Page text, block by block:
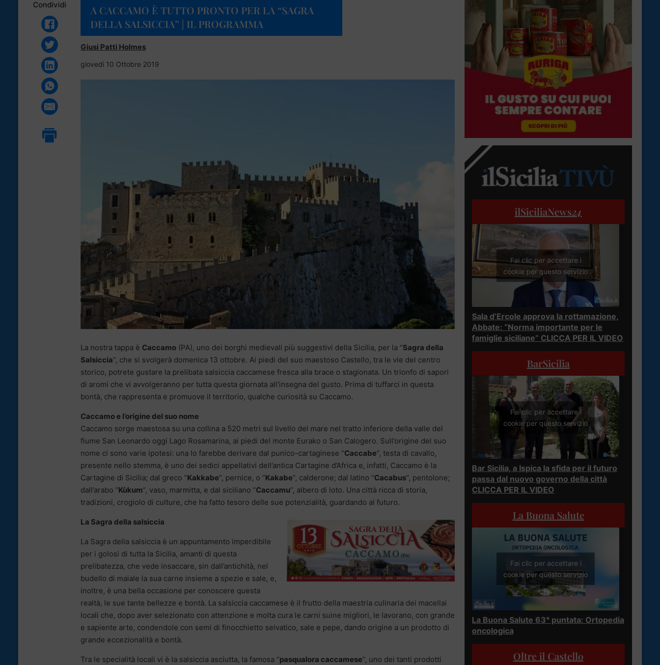
Condividi
A CACCAMO È TUTTO PRONTO PER LA “SAGRA
DELLA SALSICCIA” | IL PROGRAMMA
Giusi Patti Holmes
giovedì 10 Ottobre 2019
La nostra tappa è Caccamo (PA), uno dei borghi medievali più suggestivi della Sicilia, per la “Sagra della
Salsiccia“, che si svolgerà domenica 13 ottobre. Ai piedi del suo maestoso Castello, tra le vie del centro
storico, potrete gustare la prelibata salsiccia caccamese fresca alla brace o stagionata. Un trionfo di sapori
di aromi che vi avvolgeranno per tutta questa giornata all’insegna del gusto. Prima di tuffarci in questa
bontà, che rappresenta e promuove il territorio, qualche curiosità su Caccamo.
Caccamo e l’origine del suo nome
Caccamo sorge maestosa su una collina a 520 metri sul livello del mare nel tratto inferiore della valle del
fiume San Leonardo oggi Lago Rosamarina, ai piedi del monte Eurako o San Calogero. Sull’origine del suo
nome ci sono varie ipotesi: una lo farebbe derivare dal punico-cartaginese “Caccabe“, testa di cavallo,
presente nello stemma, è uno dei sedici appellativi dell’antica Cartagine d’Africa e, infatti, Caccamo è la
Cartagine di Sicilia; dal greco “Kakkabe“, pernice, o “Kakabe“, calderone; dal latino “Cacabus“, pentolone;
dall’arabo “Kùkum“, vaso, marmitta, e dal siciliano “Caccamu”, albero di loto. Una città ricca di storia,
tradizioni, crogiolo di culture, che ha fatto tesoro delle sue potenzialità, guardando al futuro.
La Sagra della salsiccia
La Sagra della salsiccia è un appuntamento imperdibile
per i golosi di tutta la Sicilia, amanti di questa
prelibatezza, che vede insaccare, sin dall’antichità, nel
budello di maiale la sua carne insieme a spezie e sale, e,
inoltre, è una bella occasione per conoscere questa
realtà, le sue tante bellezze e bontà. La salsiccia caccamese è il frutto della maestria culinaria dei macellai
locali che, dopo aver selezionato con attenzione e molta cura le carni suine migliori, le lavorano, con grande
e sapiente arte, condendole con semi di finocchietto selvatico, sale e pepe, dando origine a un prodotto di
grande eccezionalità e bontà.
Tra le specialità locali vi è la salsiccia asciutta, la famosa “pasqualora caccamese“, uno dei tanti prodotti
ilSiciliaNews24
Fai clic per accettare i
cookie per questo servizio
Sala d’Ercole approva la rottamazione,
Abbate: “Norma importante per le
famiglie siciliane” CLICCA PER IL VIDEO
BarSicilia
Fai clic per accettare i
cookie per questo servizio
Bar Sicilia, a Ispica la sfida per il futuro
passa dal nuovo governo della città
CLICCA PER IL VIDEO
La Buona Salute
Fai clic per accettare i
cookie per questo servizio
La Buona Salute 63° puntata: Ortopedia
oncologica
Oltre il Castello